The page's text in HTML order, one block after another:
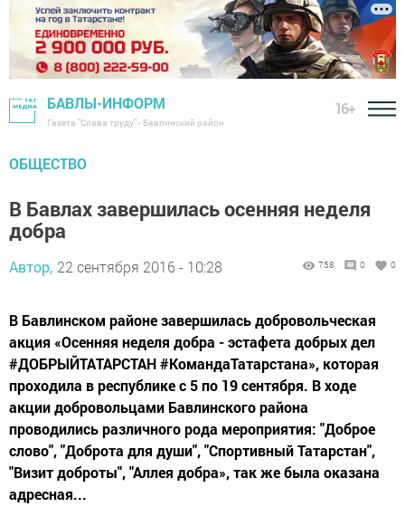
БАВЛЫ-ИНФОРМ
Газета "Слава труду" - Бавлинский район
16+
ОБЩЕСТВО
В Бавлах завершилась осенняя неделя
добра
Автор, 22 сентября 2016 - 10:28 758 0 0
В Бавлинском районе завершилась добровольческая
акция «Осенняя неделя добра - эстафета добрых дел
#ДОБРЫЙТАТАРСТАН #КомандаТатарстана», которая
проходила в республике с 5 по 19 сентября. В ходе
акции добровольцами Бавлинского района
проводились различного рода мероприятия: "Доброе
слово", "Доброта для души", "Спортивный Татарстан",
"Визит доброты", "Аллея добра», так же была оказана
адресная...